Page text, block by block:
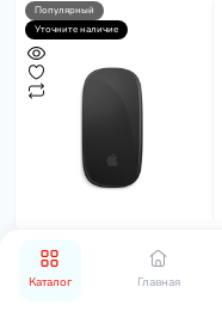
Каталог Главная
Популярный
Уточните наличие
Популярный
Уточните наличие